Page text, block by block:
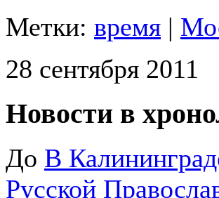
Метки: время |
28 сентября 2011
Новости в
До В
Русской